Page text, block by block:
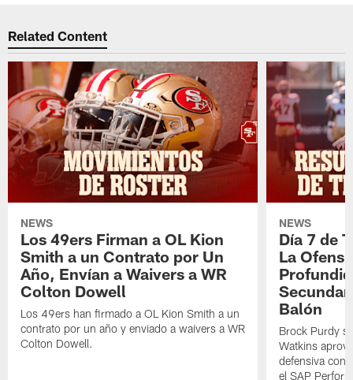
Related Content
NEWS
Los 49ers Firman a OL Kion
Smith a un Contrato por Un
Año, Envían a Waivers a WR
Colton Dowell
Los 49ers han firmado a OL Kion Smith a un
contrato por un año y enviado a waivers a WR
Colton Dowell.
NEWS
Día 7 de
La
Balón
Brock Purdy
Watkins
defensiva
el SAP